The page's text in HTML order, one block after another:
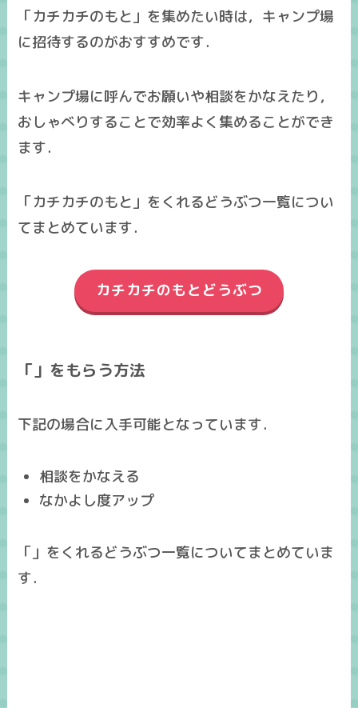
「カチカチのもと」を集めたい時は，キャンプ場
に招待するのがおすすめです．
キャンプ場に呼んでお願いや相談をかなえたり，
おしゃべりすることで効率よく集めることができ
ます．
「カチカチのもと」をくれるどうぶつ一覧につい
てまとめています．
カチカチのもとどうぶつ
「」をもらう方法
下記の場合に入手可能となっています．
相談をかなえる
なかよし度アップ
「」をくれるどうぶつ一覧についてまとめていま
す．